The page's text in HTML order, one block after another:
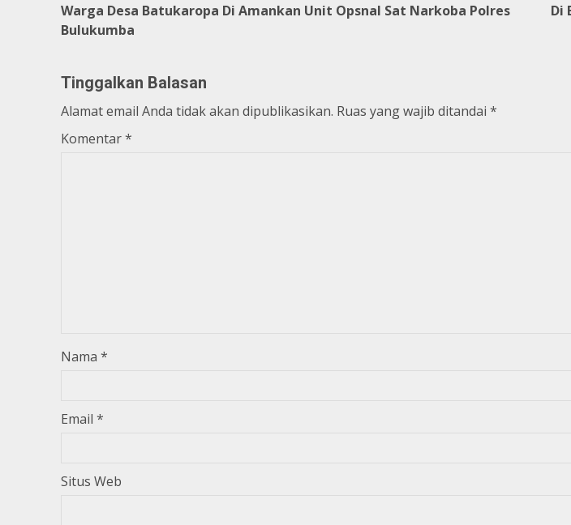
Reading
Warga Desa Batukaropa Di Amankan Unit Opsnal Sat Narkoba Polres
Bulukumba
Di
Tinggalkan Balasan
Alamat email Anda tidak akan dipublikasikan. Ruas yang wajib ditandai *
Komentar*
Nama *
Email *
Situs Web